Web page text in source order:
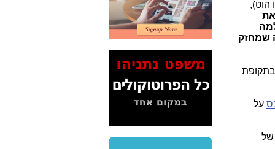
הוט),
את
שמחזק
על
2" על תעלולי השר
משה כחלון -כאן
המשך חשיפת הבלוף
ששמו "מהפיכת
הסלולר" ואיך מסרסים
כאן
סיכום ביקור בסיליקון
משקיעות ומפתחות
באותם תחומים -כאן